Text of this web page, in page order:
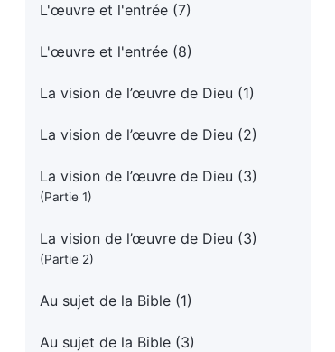
L'œuvre et l'entrée (7)
L'œuvre et l'entrée (8)
La vision de l’œuvre de Dieu (1)
La vision de l’œuvre de Dieu (2)
La vision de l’œuvre de Dieu (3)
(Partie 1)
La vision de l’œuvre de Dieu (3)
(Partie 2)
Au sujet de la Bible (1)
Au sujet de la Bible (3)